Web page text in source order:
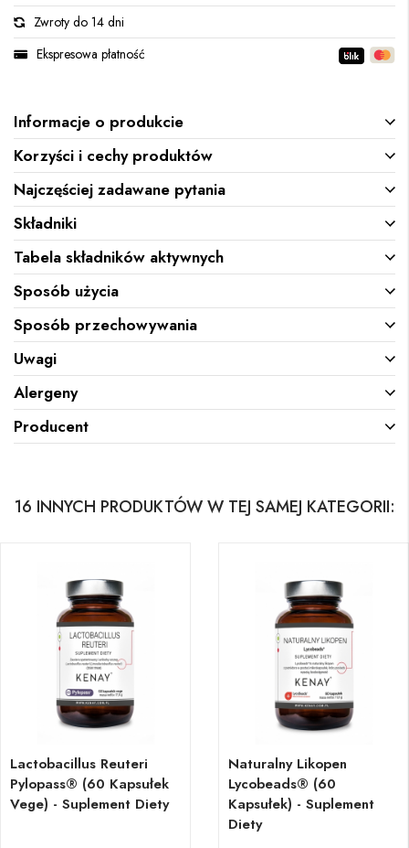
Zwroty do 14 dni
Ekspresowa płatność
Informacje o produkcie
Korzyści i cechy produktów
Najczęściej zadawane pytania
Składniki
Tabela składników aktywnych
Sposób użycia
Sposób przechowywania
Uwagi
Alergeny
Producent
16 INNYCH PRODUKTÓW W TEJ SAMEJ KATEGORII:
Lactobacillus Reuteri
Pylopass® (60 Kapsułek
Vege) - Suplement Diety
Naturalny Likopen
Lycobeads® (60
Kapsułek) - Suplement
Diety